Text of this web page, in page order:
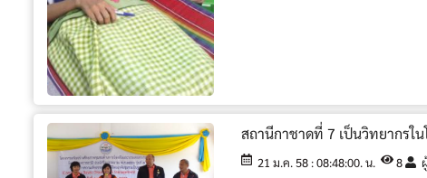
สถานีกาชาดที่ 7 เป็นวิทยากรใ
21 ม.ค. 58 : 08:48:00. น. 8 ผู้